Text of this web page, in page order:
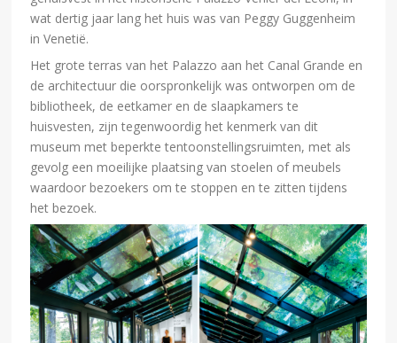
wat dertig jaar lang het huis was van Peggy Guggenheim
in Venetië.
Het grote terras van het Palazzo aan het Canal Grande en
de architectuur die oorspronkelijk was ontworpen om de
bibliotheek, de eetkamer en de slaapkamers te
huisvesten, zijn tegenwoordig het kenmerk van dit
museum met beperkte tentoonstellingsruimten, met als
gevolg een moeilijke plaatsing van stoelen of meubels
waardoor bezoekers om te stoppen en te zitten tijdens
het bezoek.